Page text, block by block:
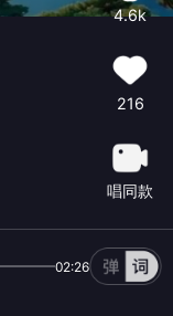
4.6k
216
唱同款
02:26